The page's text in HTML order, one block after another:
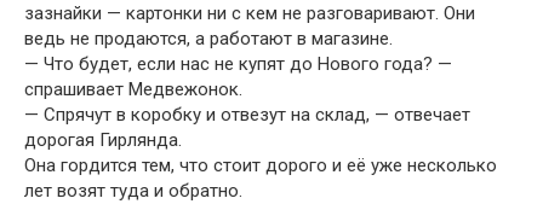
зазнайки — картонки ни с кем не разговаривают. Они
ведь не продаются, а работают в магазине.
— Что будет, если нас не купят до Нового года? —
спрашивает Медвежонок.
— Спрячут в коробку и отвезут на склад, — отвечает
дорогая Гирлянда.
Она гордится тем, что стоит дорого и её уже несколько
лет возят туда и обратно.